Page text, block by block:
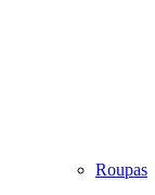
Roupas